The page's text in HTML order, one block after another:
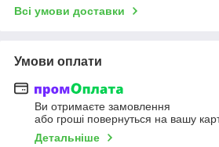
Всі умови доставки
Умови оплати
Ви отримаєте замовлення
або гроші повернуться на вашу
Детальніше